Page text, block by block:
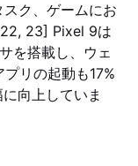
ク、ゲームにお
23] Pixel 9は
を搭載し、ウェ
リの起動も17%
向上していま